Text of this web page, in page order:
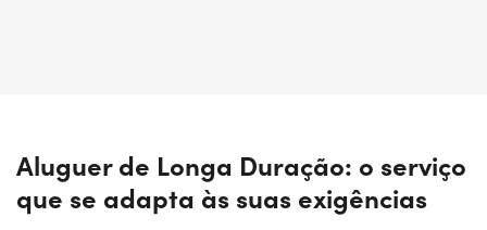
Aluguer de Longa Duração: o serviço
que se adapta às suas exigências